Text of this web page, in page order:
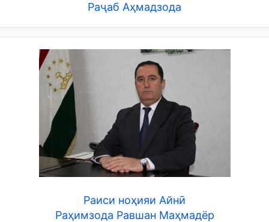
Раҷаб Аҳмадзода
Раиси ноҳияи Айнӣ
Раҳимзода Равшан Маҳмадёр